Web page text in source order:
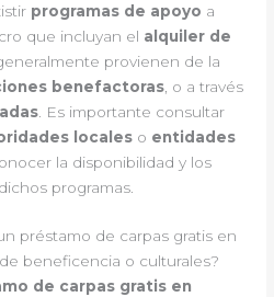
programas de apoyo a
que incluyan el alquiler de
generalmente provienen de la
benefactoras , o a través
. Es importante consultar
locales o entidades
la disponibilidad y los
programas.
préstamo de carpas gratis en
beneficencia o culturales?
de carpas gratis en